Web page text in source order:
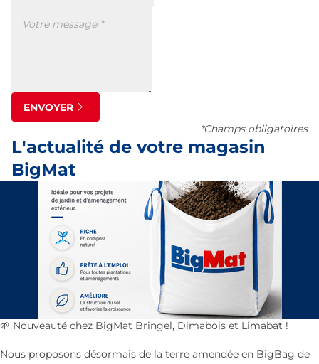
ENVOYER
*Champs obligatoires
L'actualité de votre magasin
BigMat
🌱 Nouveauté chez BigMat Bringel, Dimabois et Limabat !
Nous proposons désormais de la terre amendée en BigBag de